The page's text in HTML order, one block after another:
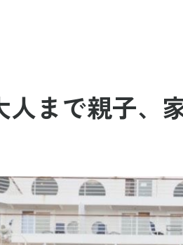
人まで親子、